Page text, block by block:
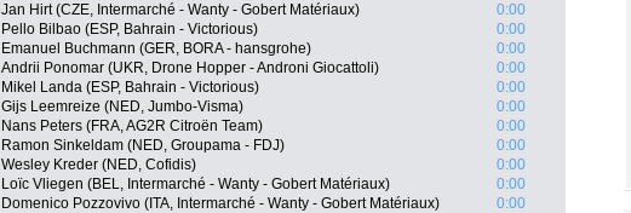
Jan Hirt (CZE, Intermarché - Wanty - Gobert Matériaux)
0:00
Pello Bilbao (ESP, Bahrain - Victorious)
0:00
Emanuel Buchmann (GER, BORA - hansgrohe)
0:00
Andrii Ponomar (UKR, Drone Hopper - Androni Giocattoli)
0:00
Mikel Landa (ESP, Bahrain - Victorious)
0:00
Gijs Leemreize (NED, Jumbo-Visma)
0:00
Nans Peters (FRA, AG2R Citroën Team)
0:00
Ramon Sinkeldam (NED, Groupama - FDJ)
0:00
Wesley Kreder (NED, Cofidis)
0:00
Loïc Vliegen (BEL, Intermarché - Wanty - Gobert Matériaux)
0:00
Domenico Pozzovivo (ITA, Intermarché - Wanty - Gobert Matériaux)
0:00